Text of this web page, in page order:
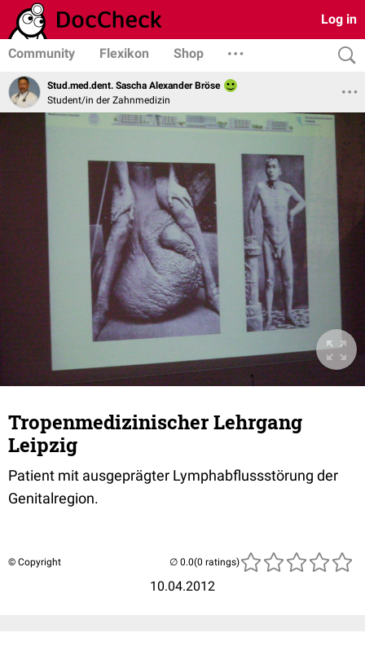
Log in
Community Flexikon Shop
Stud.med.dent. Sascha Alexander Bröse
Student/in der Zahnmedizin
Tropenmedizinischer Lehrgang
Leipzig
Patient mit ausgeprägter Lymphabflussstörung der
Genitalregion.
© Copyright
10.04.2012
(0 ratings)